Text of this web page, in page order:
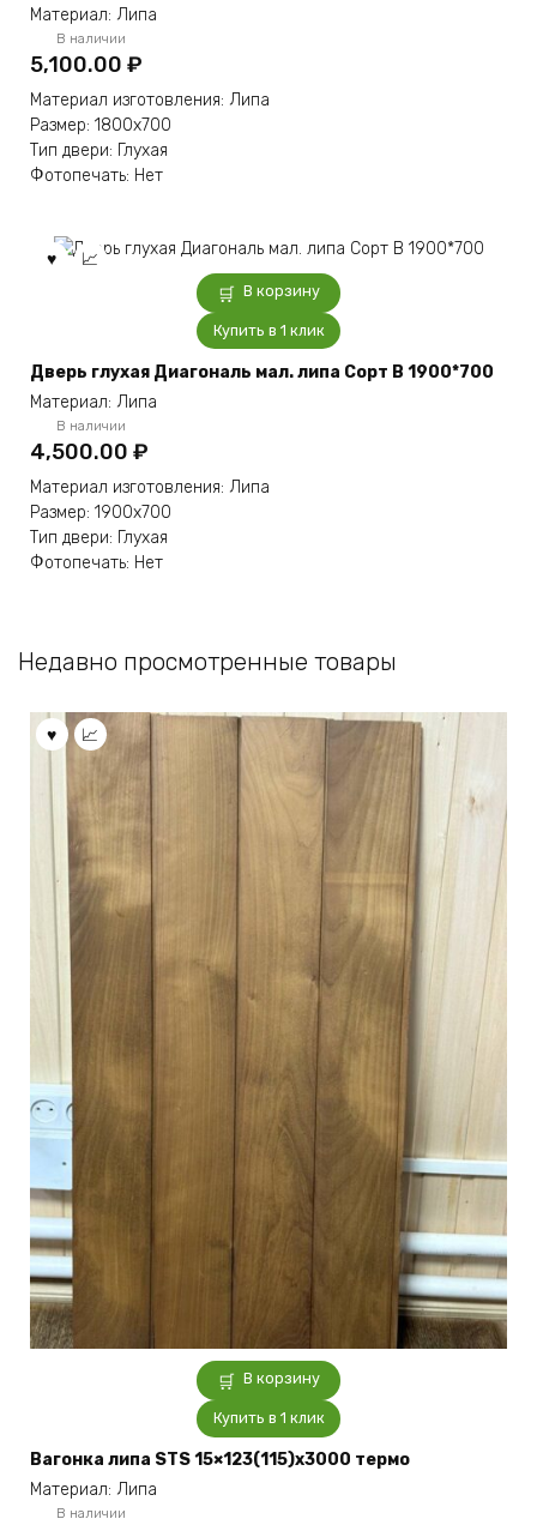
Материал: Липа
В наличии
5,100.00 ₽
Материал изготовления: Липа
Размер: 1800х700
Тип двери: Глухая
Фотопечать: Нет
В корзину
Купить в 1 клик
Дверь глухая Диагональ мал. липа Сорт В 1900*700
Материал: Липа
В наличии
4,500.00 ₽
Материал изготовления: Липа
Размер: 1900х700
Тип двери: Глухая
Фотопечать: Нет
Недавно просмотренные товары
В корзину
Купить в 1 клик
Вагонка липа STS 15×123(115)x3000 термо
Материал: Липа
В наличии